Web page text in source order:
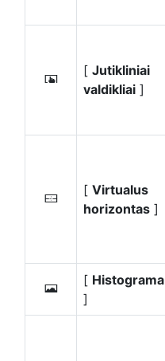
C
[ Jutikliniai
valdikliai ]
D
[ Virtualus
horizontas ]
E
[ Histograma
]